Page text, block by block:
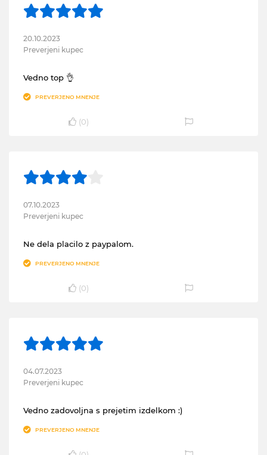
20.10.2023
Preverjeni kupec
Vedno top 👌
PREVERJENO MNENJE
(0)
07.10.2023
Preverjeni kupec
Ne dela placilo z paypalom.
PREVERJENO MNENJE
(0)
04.07.2023
Preverjeni kupec
Vedno zadovoljna s prejetim izdelkom :)
PREVERJENO MNENJE